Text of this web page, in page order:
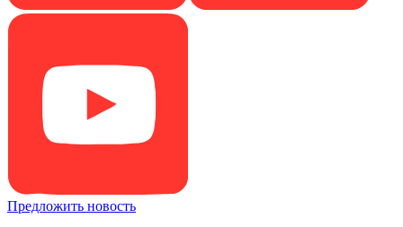
Предложить новость